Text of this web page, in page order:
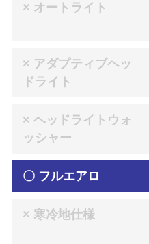
× オートライト
× アダプティブヘッ
ドライト
× ヘッドライトウォ
ッシャー
〇 フルエアロ
× 寒冷地仕様